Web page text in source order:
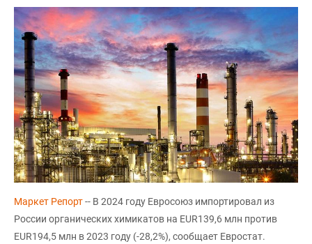
Маркет Репорт-- В 2024 году Евросоюз импортировал из
России органических химикатов на EUR139,6 млн против
EUR194,5 млн в 2023 году (-28,2%), сообщает Евростат.